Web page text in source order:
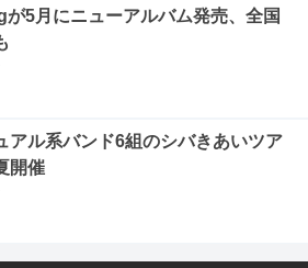
5月にニューアルバム発売、全国
アル系バンド6組のシバきあいツア
開催